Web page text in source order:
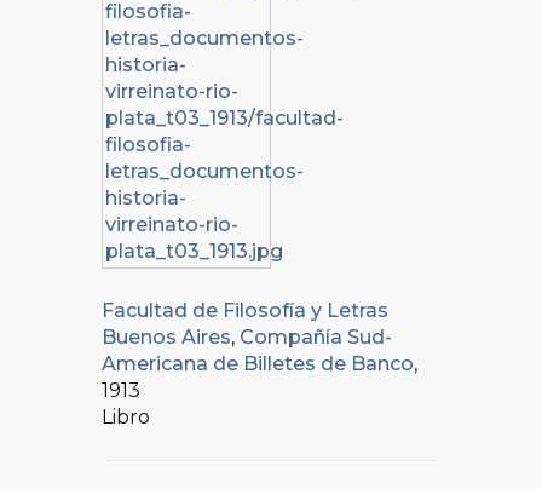
Facultad de Filosofía y Letras
Buenos Aires, Compañía Sud-
Americana de Billetes de Banco,
1913
Libro